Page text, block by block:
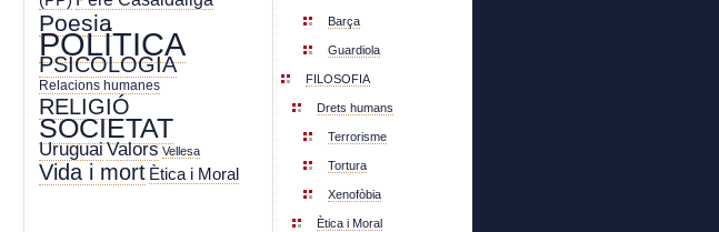
Poesia
POLÍTICA
PSICOLOGIA
Relacions humanes
RELIGIÓ
SOCIETAT
Uruguai Valors Vellesa
Vida i mort Ètica i Moral
Barça
Guardiola
FILOSOFIA
Drets humans
Terrorisme
Tortura
Xenofòbia
Ètica i Moral